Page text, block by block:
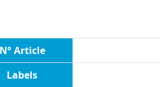
N° Article
Labels